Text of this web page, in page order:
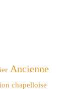
Ancienne
chapelloise